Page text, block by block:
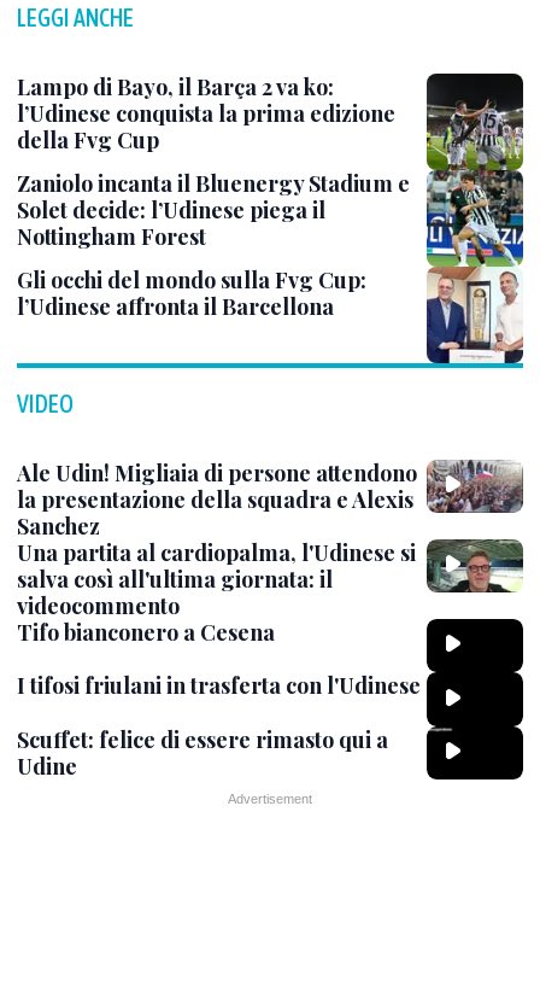
LEGGI ANCHE
Lampo di Bayo, il Barça 2 va ko:
l’Udinese conquista la prima edizione
della Fvg Cup
Zaniolo incanta il Bluenergy Stadium e
Solet decide: l’Udinese piega il
Nottingham Forest
Gli occhi del mondo sulla Fvg Cup:
l’Udinese affronta il Barcellona
VIDEO
Ale Udin! Migliaia di persone attendono
la presentazione della squadra e Alexis
Sanchez
Una partita al cardiopalma, l'Udinese si
salva così all'ultima giornata: il
videocommento
Tifo bianconero a Cesena
I tifosi friulani in trasferta con l'Udinese
Scuffet: felice di essere rimasto qui a
Udine